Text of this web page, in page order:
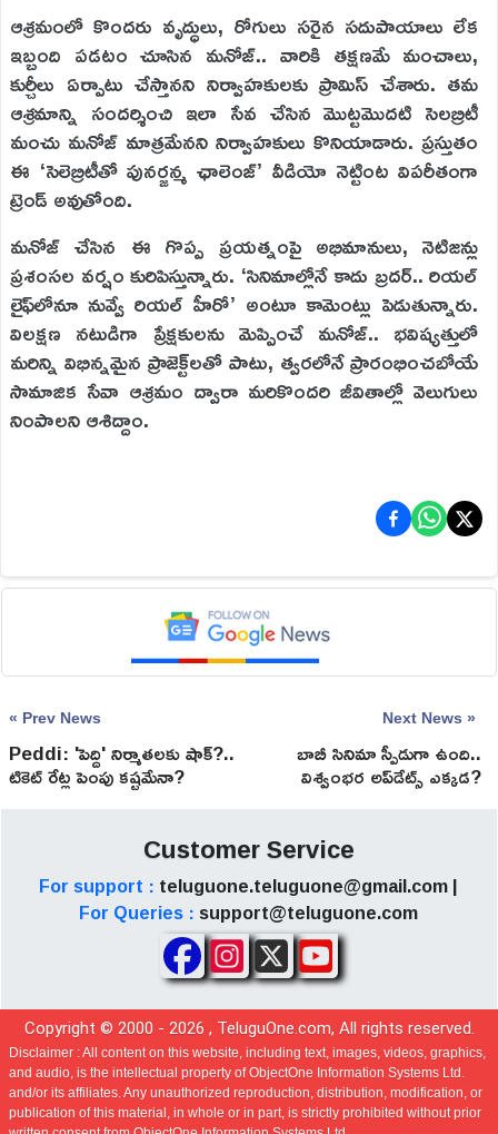
ఆశ్రమంలో కొందరు వృద్ధులు, రోగులు సరైన సదుపాయాలు లేక
ఇబ్బంది పడటం చూసిన మనోజ్.. వారికి తక్షణమే మంచాలు,
కుర్చీలు ఏర్పాటు చేస్తానని నిర్వాహకులకు ప్రామిస్ చేశారు. తమ
ఆశ్రమాన్ని సందర్శించి ఇలా సేవ చేసిన మొట్టమొదటి సెలబ్రిటీ
మంచు మనోజ్ మాత్రమేనని నిర్వాహకులు కొనియాడారు. ప్రస్తుతం
ఈ ‘సెలెబ్రిటీతో పునర్జన్మ ఛాలెంజ్’ వీడియో నెట్టింట విపరీతంగా
ట్రెండ్ అవుతోంది.
మనోజ్ చేసిన ఈ గొప్ప ప్రయత్నంపై అభిమానులు, నెటిజన్లు
ప్రశంసల వర్షం కురిపిస్తున్నారు. ‘సినిమాల్లోనే కాదు బ్రదర్.. రియల్
లైఫ్‌లోనూ నువ్వే రియల్ హీరో’ అంటూ కామెంట్లు పెడుతున్నారు.
విలక్షణ నటుడిగా ప్రేక్షకులను మెప్పించే మనోజ్.. భవిష్యత్తులో
మరిన్ని విభిన్నమైన ప్రాజెక్ట్‌లతో పాటు, త్వరలోనే ప్రారంభించబోయే
సామాజిక సేవా ఆశ్రమం ద్వారా మరికొందరి జీవితాల్లో వెలుగులు
నింపాలని ఆశిద్దాం.
« Prev News
Peddi: 'పెద్ది' నిర్మాతలకు షాక్?..
టికెట్ రేట్ల పెంపు కష్టమేనా?
Next News »
బాబీ సినిమా స్పీడుగా ఉంది..
విశ్వంభర అప్‌డేట్స్ ఎక్కడ?
ఫ్యాన్స్ తీవ్ర అసంతృప్తి!
Customer Service
For support : teluguone.teluguone@gmail.com |
For Queries : support@teluguone.com
Copyright © 2000 - 2026 , TeluguOne.com, All rights reserved.
Disclaimer :All content on this website, including text, images, videos, graphics,
and audio, is the intellectual property of ObjectOne Information Systems Ltd.
and/or its affiliates. Any unauthorized reproduction, distribution, modification, or
publication of this material, in whole or in part, is strictly prohibited without prior